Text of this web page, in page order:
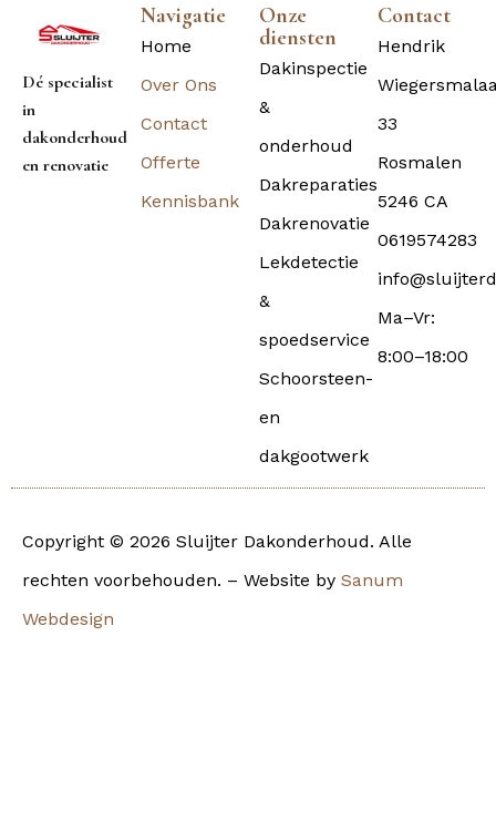
Dé specialist
in
dakonderhoud
en renovatie
Navigatie
Home
Over Ons
Contact
Offerte
Kennisbank
Onze
diensten
Dakinspectie
&
onderhoud
Dakreparaties
Dakrenovatie
Lekdetectie
&
spoedservice
Schoorsteen-
en
dakgootwerk
Contact
Hendrik
33
Rosmalen
5246 CA
0619574283
Ma–Vr:
8:00–18:00
Copyright © 2026 Sluijter Dakonderhoud. Alle
rechten voorbehouden. – Website by Sanum
Webdesign